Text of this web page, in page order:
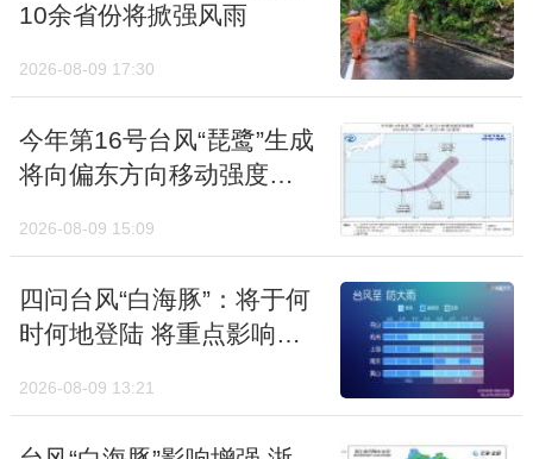
西北地区东南部、华北、黄淮一带常年冬至期
间气温进一步下探，最低气温平均都不到冰
点，如果再加上刺骨寒风，冷冻区也是冷彻心
扉。
四川盆地大部、贵州、云南北部以及长江中下
游地区到华南北部等地，最低气温多在0至
5℃上下，如果遭遇雨雪天气，湿冷魔法开
启，全天仿佛都待在冰箱的冷藏室内。
此时最幸福的要数华南大部和云南南部地区，
常年冬至期间这些地方最低气温也在5℃之
10余省份将掀强风雨
2026-08-09 17:30
今年第16号台风“琵鹭”生成
将向偏东方向移动强度缓
2026-08-09 15:09
四问台风“白海豚”：将于何
时何地登陆 将重点影响哪
2026-08-09 13:21